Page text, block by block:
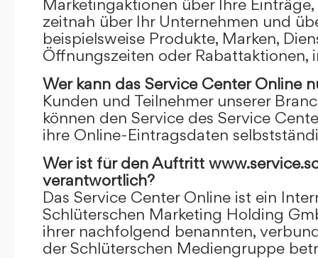
Marketingaktionen über Ihre
zeitnah über Ihr Unternehmen und
beispielsweise Produkte, Marken,
Öffnungszeiten oder Rabattaktionen,
Wer kann das Service Center Online
Kunden und Teilnehmer unserer
können den Service des Service
ihre Online-Eintragsdaten
Wer ist für den Auftritt
verantwortlich?
Das Service Center Online ist ein
Schlüterschen Marketing Holding
ihrer nachfolgend benannten,
der Schlüterschen Mediengruppe